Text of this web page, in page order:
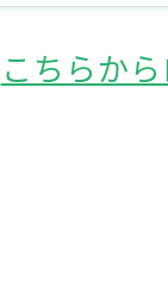
こちらか